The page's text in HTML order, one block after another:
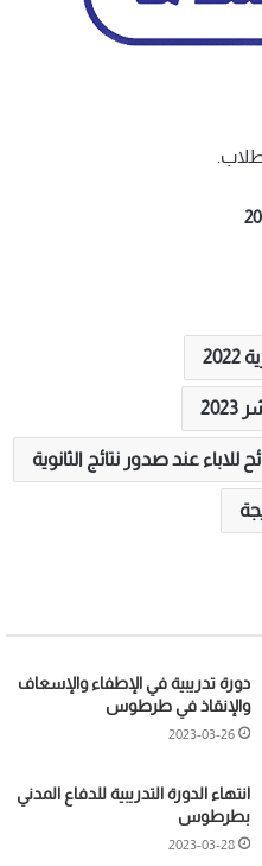
للاباء عند صدور نتائج الثانوية
دورة تدريبية في الإطفاء والإسعاف
والإنقاذ في طرطوس
2023-03-26
انتهاء الدورة التدريبية للدفاع المدني
بطرطوس
2023-03-28